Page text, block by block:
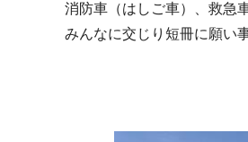
消防車（はしご車）、救急
みんなに交じり短冊に願い